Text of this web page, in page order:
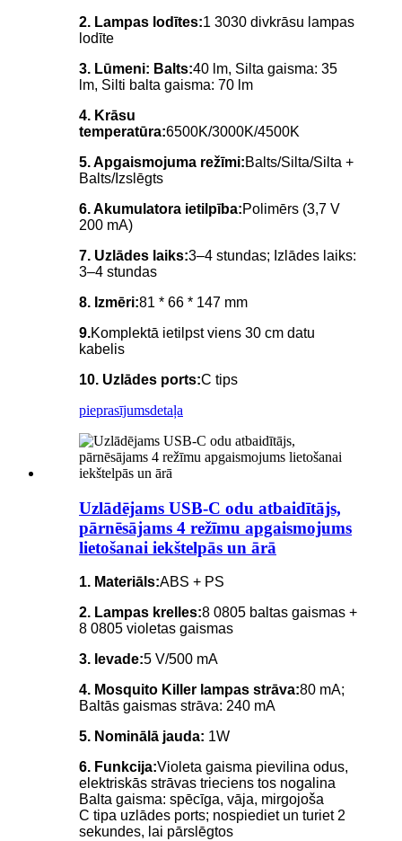
2. Lampas lodītes:1 3030 divkrāsu lampas
lodīte
3. Lūmeni: Balts:40 lm, Silta gaisma: 35
lm, Silti balta gaisma: 70 lm
4. Krāsu
temperatūra:6500K/3000K/4500K
5. Apgaismojuma režīmi:Balts/Silta/Silta +
Balts/Izslēgts
6. Akumulatora ietilpība:Polimērs (3,7 V
200 mA)
7. Uzlādes laiks:3–4 stundas; Izlādes laiks:
3–4 stundas
8. Izmēri:81 * 66 * 147 mm
9.Komplektā ietilpst viens 30 cm datu
kabelis
10. Uzlādes ports:C tips
pieprasījumsdetaļa
Uzlādējams USB-C odu atbaidītājs,
pārnēsājams 4 režīmu apgaismojums
lietošanai iekštelpās un ārā
1. Materiāls:ABS + PS
2. Lampas krelles:8 0805 baltas gaismas +
8 0805 violetas gaismas
3. Ievade:5 V/500 mA
4. Mosquito Killer lampas strāva:80 mA;
Baltās gaismas strāva: 240 mA
5. Nominālā jauda: 1W
6. Funkcija:Violeta gaisma pievilina odus,
elektriskās strāvas trieciens tos nogalina
Balta gaisma: spēcīga, vāja, mirgojoša
C tipa uzlādes ports; nospiediet un turiet 2
sekundes, lai pārslēgtos